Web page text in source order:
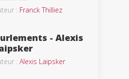
: Franck Thilliez
- Alexis
: Alexis Laipsker